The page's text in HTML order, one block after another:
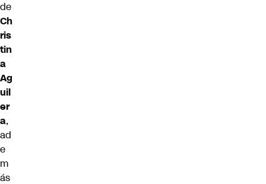
de
Ch
ris
tin
a
Ag
uil
er
a,
ad
e
m
ás